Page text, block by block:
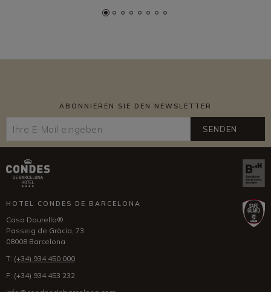
ABONNIEREN SIE DEN NEWSLETTER
SENDEN
HOTEL CONDES DE BARCELONA
Casa Daurella®
Passeig de Gràcia, 73
08008 Barcelona
T: (+34) 934 450 000
F: (+34) 934 453 232